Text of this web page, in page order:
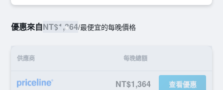
優惠來自NT$1,364/最便宜的每晚價格
供應商 每晚總額
NT$1,364 查看優惠